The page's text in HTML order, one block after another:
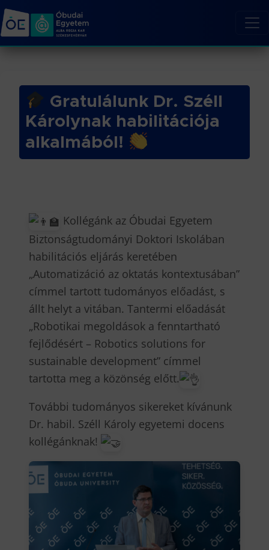
Gratulálunk Dr. Széll
Károlynak habilitációja
alkalmából!
Kollégánk az Óbudai Egyetem
Biztonságtudományi Doktori Iskolában
habilitációs eljárás keretében
„Automatizáció az oktatás kontextusában”
címmel tartott tudományos előadást, s
állt helyt a vitában. Tantermi előadását
„Robotikai megoldások a fenntartható
fejlődésért – Robotics solutions for
sustainable development” címmel
tartotta meg a közönség előtt.
További tudományos sikereket kívánunk
Dr. habil. Széll Károly egyetemi docens
kollégánknak!